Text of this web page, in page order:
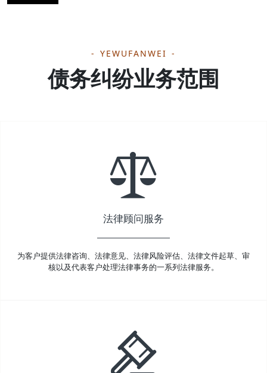
YEWUFANWEI
债务纠纷业务范围
法律顾问服务
为客户提供法律咨询、法律意见、法律风险评估、法律文件起草、审
核以及代表客户处理法律事务的一系列法律服务。